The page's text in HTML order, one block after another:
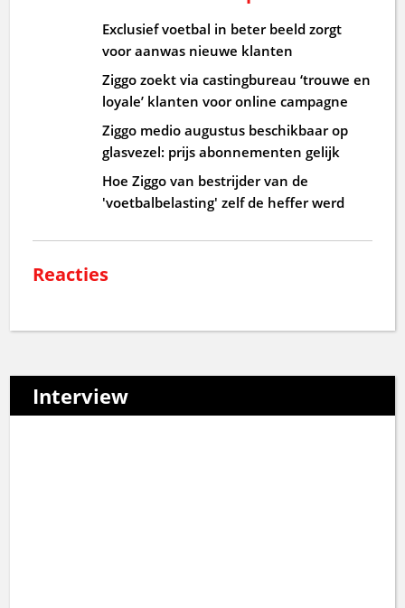
Exclusief voetbal in beter beeld zorgt
voor aanwas nieuwe klanten
Ziggo zoekt via castingbureau ‘trouwe en
loyale’ klanten voor online campagne
Ziggo medio augustus beschikbaar op
glasvezel: prijs abonnementen gelijk
Hoe Ziggo van bestrijder van de
'voetbalbelasting' zelf de heffer werd
Reacties
Interview